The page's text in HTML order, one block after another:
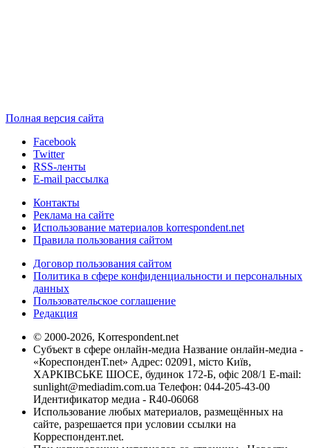
Полная версия сайта
Facebook
Twitter
RSS-ленты
E-mail рассылка
Контакты
Реклама на сайте
Использование материалов korrespondent.net
Правила пользования сайтом
Договор пользования сайтом
Политика в сфере конфиденциальности и персональных
данных
Пользовательское соглашение
Редакция
© 2000-2026, Korrespondent.net
Субъект в сфере онлайн-медиа Название онлайн-медиа -
«КореспонденТ.net» Адрес: 02091, місто Київ,
ХАРКІВСЬКЕ ШОСЕ, будинок 172-Б, офіс 208/1 E-mail:
sunlight@mediadim.com.ua Телефон: 044-205-43-00
Идентификатор медиа - R40-06068
Использование любых материалов, размещённых на
сайте, разрешается при условии ссылки на
Корреспондент.net.